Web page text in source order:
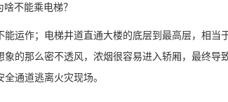
不能乘电梯？
作；电梯井道直通大楼的底层到最高层，相当
的那么密不透风，浓烟很容易进入轿厢，最终导
通道逃离火灾现场。